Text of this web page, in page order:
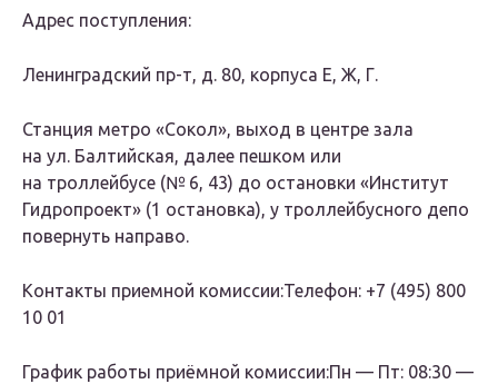
Адрес поступления:
Ленинградский пр-т, д. 80, корпуса Е, Ж, Г.
Станция метро «Сокол», выход в центре зала
на ул. Балтийская, далее пешком или
на троллейбусе (№ 6, 43) до остановки «Институт
Гидропроект» (1 остановка), у троллейбусного депо
повернуть направо.
Контакты приемной комиссии:Телефон: +7 (495) 800
10 01
График работы приёмной комиссии:Пн — Пт: 08:30 —